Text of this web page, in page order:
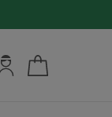
Mon compte : se